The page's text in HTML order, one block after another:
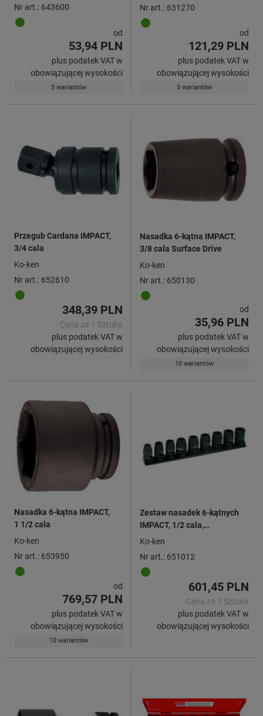
Nr art.: 643600
od
53,94 PLN
plus podatek VAT w
obowiązującej wysokości
3 wariantów
Nr art.: 631270
od
121,29 PLN
plus podatek VAT w
obowiązującej wysokości
3 wariantów
Przegub Cardana IMPACT,
3/4 cala
Ko-ken
Nr art.: 652610
348,39 PLN
Cena za 1 Sztuka
plus podatek VAT w
obowiązującej wysokości
Nasadka 6-kątna IMPACT,
3/8 cala Surface Drive
Ko-ken
Nr art.: 650130
od
35,96 PLN
plus podatek VAT w
obowiązującej wysokości
10 wariantów
Nasadka 6-kątna IMPACT,
1 1/2 cala
Ko-ken
Nr art.: 653950
od
769,57 PLN
plus podatek VAT w
obowiązującej wysokości
10 wariantów
Zestaw nasadek 6-kątnych
IMPACT, 1/2 cala,
9 elementów Surface Drive
Ko-ken
Nr art.: 651012
601,45 PLN
Cena za 1 Sztuka
plus podatek VAT w
obowiązującej wysokości